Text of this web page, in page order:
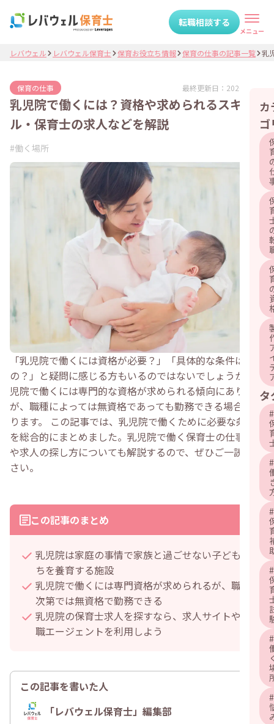
転職相談する
メニュー
カ
ゴ
タ
#
#
#
#
#
#
レバウェル レバウェル保育士 保育お役立ち情報 保育の仕事の記事一覧 乳
保育の仕事 最終更新日： 2026.07.09
乳児院で働くには？資格や求められるスキ
ル・保育士の求人などを解説
#働く場所
「乳児院で働くには資格が必要？」「具体的な条件はある
の？」と疑問に感じる方もいるのではないでしょうか。乳
児院で働くには専門的な資格が求められる傾向にあります
が、職種によっては無資格であっても勤務できる場合があ
ります。 この記事では、乳児院で働くために必要な条件
を総合的にまとめました。乳児院で働く保育士の仕事内容
や求人の探し方についても解説するので、ぜひご一読くだ
さい。
この記事のまとめ
乳児院は家庭の事情で家族と過ごせない子どもた
ちを養育する施設
乳児院で働くには専門資格が求められるが、職種
次第では無資格で勤務できる
乳児院の保育士求人を探すなら、求人サイトや転
職エージェントを利用しよう
この記事を書いた人
「レバウェル保育士」編集部